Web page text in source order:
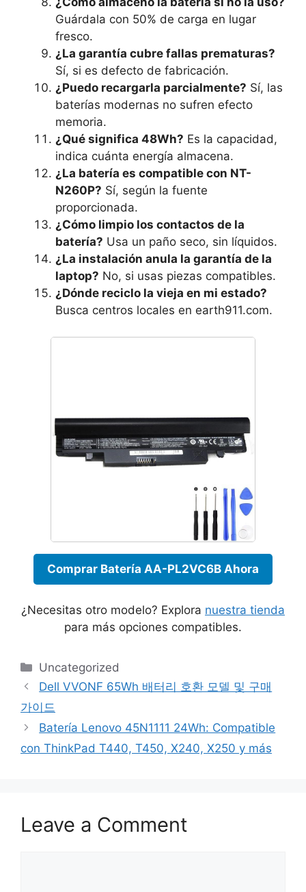
Guárdala con 50% de carga en lugar
fresco.
¿La garantía cubre fallas prematuras?
Sí, si es defecto de fabricación.
¿Puedo recargarla parcialmente? Sí, las
baterías modernas no sufren efecto
memoria.
¿Qué significa 48Wh? Es la capacidad,
indica cuánta energía almacena.
¿La batería es compatible con NT-
N260P? Sí, según la fuente
proporcionada.
¿Cómo limpio los contactos de la
batería? Usa un paño seco, sin líquidos.
¿La instalación anula la garantía de la
laptop? No, si usas piezas compatibles.
¿Dónde reciclo la vieja en mi estado?
Busca centros locales en earth911.com.
Comprar Batería AA-PL2VC6B Ahora
¿Necesitas otro modelo? Explora nuestra tienda
para más opciones compatibles.
Categories
Uncategorized
Dell VVONF 65Wh 배터리 호환 모델 및 구매
가이드
Batería Lenovo 45N1111 24Wh: Compatible
con ThinkPad T440, T450, X240, X250 y más
Leave a Comment